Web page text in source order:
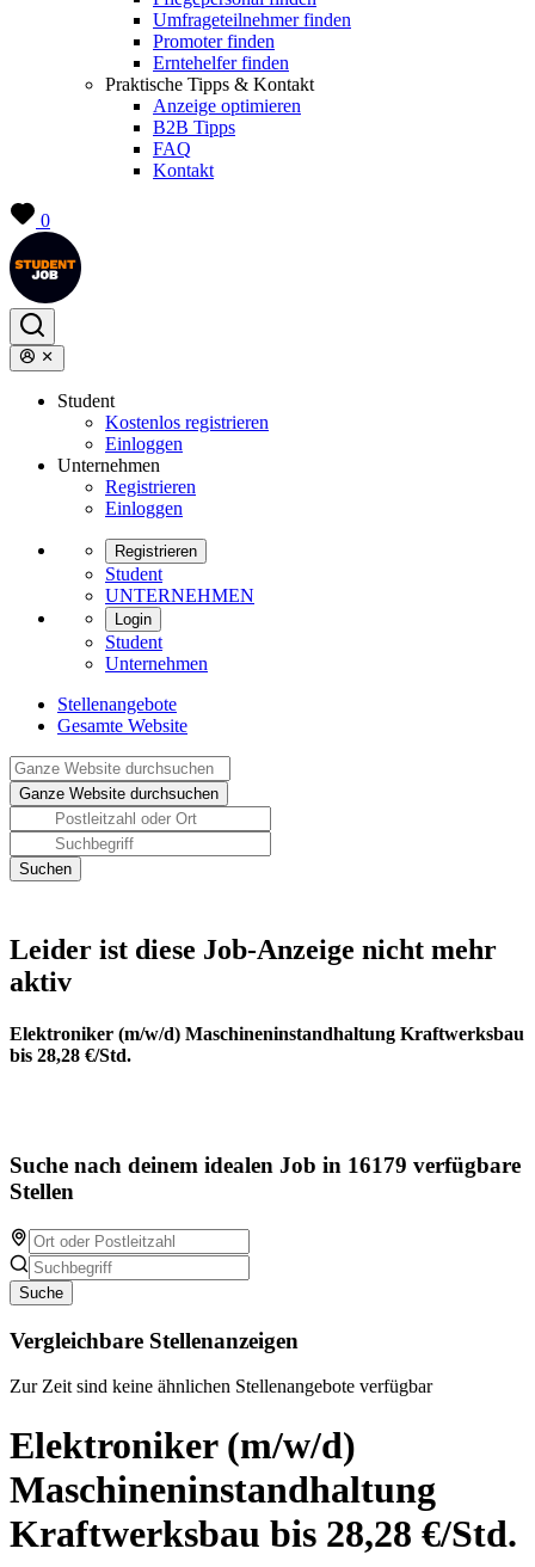
Umfrageteilnehmer finden
Promoter finden
Erntehelfer finden
Praktische Tipps & Kontakt
Anzeige optimieren
B2B Tipps
FAQ
Kontakt
0
Student
Kostenlos registrieren
Einloggen
Unternehmen
Registrieren
Einloggen
Registrieren
Student
UNTERNEHMEN
Login
Student
Unternehmen
Stellenangebote
Gesamte Website
Leider ist diese Job-Anzeige nicht mehr
aktiv
Elektroniker (m/w/d) Maschineninstandhaltung Kraftwerksbau
bis 28,28 €/Std.
Suche nach deinem idealen Job in 16179 verfügbare
Stellen
Suche
Vergleichbare Stellenanzeigen
Zur Zeit sind keine ähnlichen Stellenangebote verfügbar
Elektroniker (m/w/d)
Maschineninstandhaltung
Kraftwerksbau bis 28,28 €/Std.